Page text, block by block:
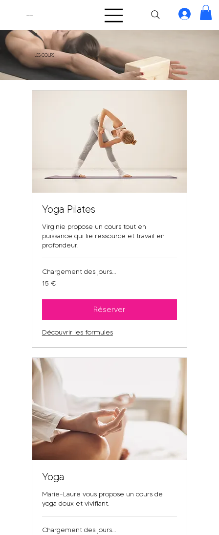
TakeOff.Girls
LES COURS
Yoga Pilates
Virginie propose un cours tout en
puissance qui lie ressource et travail en
profondeur.
Chargement des jours...
15
euros
15 €
Réserver
Découvrir les formules
Yoga
Marie-Laure vous propose un cours de
yoga doux et vivifiant.
Chargement des jours...